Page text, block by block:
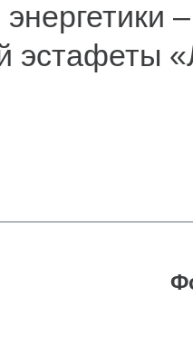
эстафеты